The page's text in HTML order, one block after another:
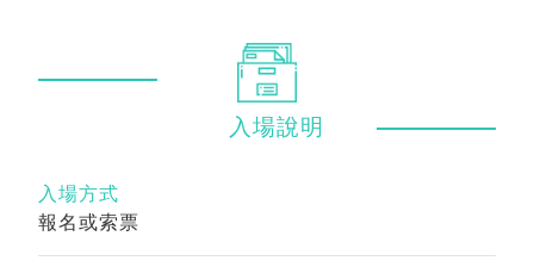
入場說明
入場方式
報名或索票